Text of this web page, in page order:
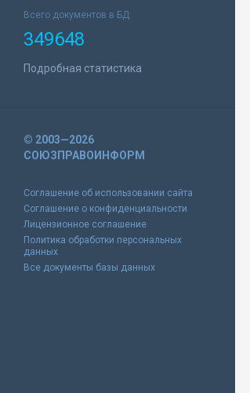
Всего документов в БД:
349648
Подробная статистика
© 2003—2026
СОЮЗПРАВОИНФОРМ
Соглашение об использовании сайта
Соглашение о конфиденциальности
Лицензионное соглашение
Политика обработки персональных
данных
Все документы базы данных